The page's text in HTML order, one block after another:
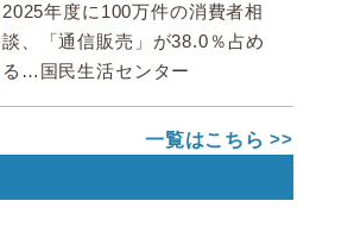
2025年度に100万件の消費者相
談、「通信販売」が38.0％占め
る…国民生活センター
一覧はこちら